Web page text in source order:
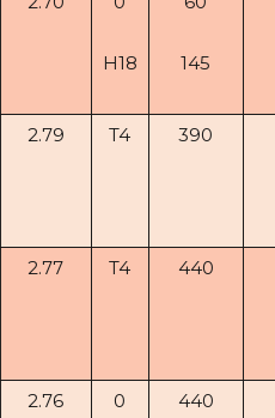
H18 145
2.79 T4 390
2.77 T4 440
2.76 0 440